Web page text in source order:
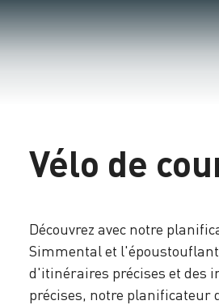
Vélo de
Découvrez avec notre
Simmental et l'époustouflant
d'itinéraires précises et des
précises, notre planificateur